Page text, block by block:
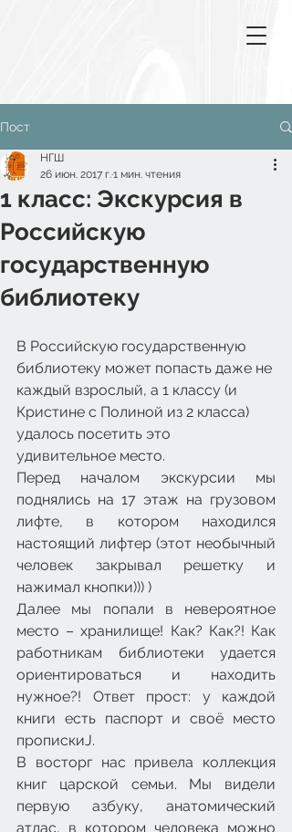
Пост
1 класс: Экскурсия в
Российскую
государственную
библиотеку
НГШ
26 июн. 2017 г.1 мин. чтения
В Российскую государственную
библиотеку может попасть даже не
каждый взрослый, а 1 классу (и
Кристине с Полиной из 2 класса)
удалось посетить это
удивительное место.
Перед началом экскурсии мы
поднялись на 17 этаж на грузовом
лифте, в котором находился
настоящий лифтер (этот необычный
человек закрывал решетку и
нажимал кнопки))) )
Далее мы попали в невероятное
место – хранилище! Как? Как?! Как
работникам библиотеки удается
ориентироваться и находить
нужное?! Ответ прост: у каждой
книги есть паспорт и своё место
пропискиJ.
В восторг нас привела коллекция
книг царской семьи. Мы видели
первую азбуку, анатомический
атлас, в котором человека можно